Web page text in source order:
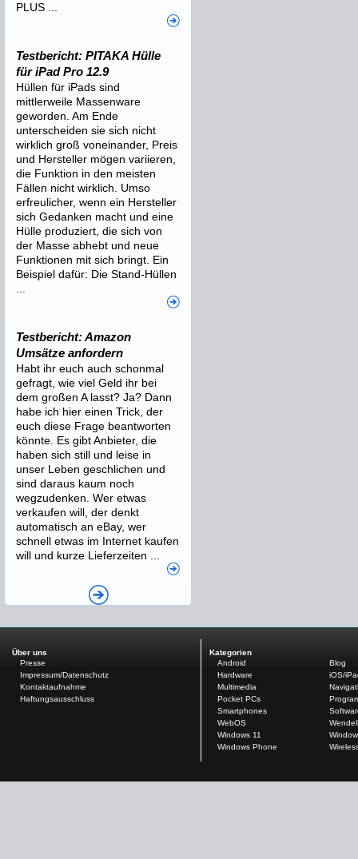
PLUS ...
Testbericht: PITAKA Hülle
für iPad Pro 12.9
Hüllen für iPads sind
mittlerweile Massenware
geworden. Am Ende
unterscheiden sie sich nicht
wirklich groß voneinander, Preis
und Hersteller mögen variieren,
die Funktion in den meisten
Fällen nicht wirklich. Umso
erfreulicher, wenn ein Hersteller
sich Gedanken macht und eine
Hülle produziert, die sich von
der Masse abhebt und neue
Funktionen mit sich bringt. Ein
Beispiel dafür: Die Stand-Hüllen
Testbericht: Amazon
Umsätze anfordern
Habt ihr euch auch schonmal
gefragt, wie viel Geld ihr bei
dem großen A lasst? Ja? Dann
habe ich hier einen Trick, der
euch diese Frage beantworten
könnte. Es gibt Anbieter, die
haben sich still und leise in
unser Leben geschlichen und
sind daraus kaum noch
wegzudenken. Wer etwas
verkaufen will, der denkt
automatisch an eBay, wer
schnell etwas im Internet kaufen
will und kurze Lieferzeiten ...
Über uns
Presse
Impressum/Datenschutz
Kontaktaufnahme
Haftungsausschluss
Kategorien
Android
Blog
Hardware
iOS/
Multimedia
Pocket PCs
Smartphones
WebOS
Windows 11
Windows Phone